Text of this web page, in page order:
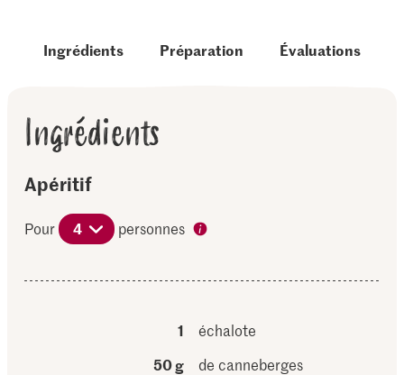
Ingrédients Préparation Évaluations
Ingrédients
Apéritif
Pour 4 personnes
1
échalote
50 g
de canneberges